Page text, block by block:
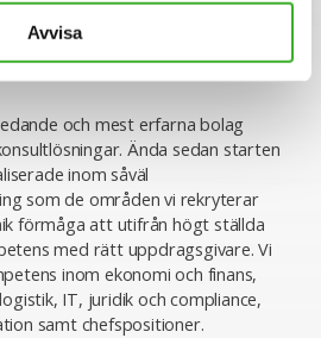
Avvisa
och mest erfarna bolag
Ända sedan starten
inom såväl
som de områden vi rekryterar
förmåga att utifrån högt ställda
med rätt uppdragsgivare. Vi
inom ekonomi och finans,
IT, juridik och compliance,
samt chefspositioner.